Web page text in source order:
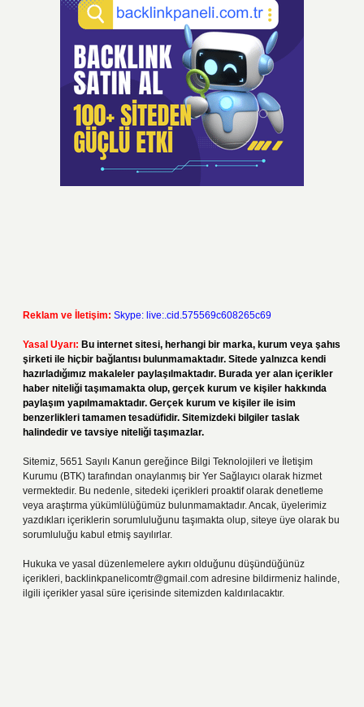
Reklam ve İletişim: Skype: live:.cid.575569c608265c69
Yasal Uyarı: Bu internet sitesi, herhangi bir marka, kurum veya şahıs
şirketi ile hiçbir bağlantısı bulunmamaktadır. Sitede yalnızca kendi
hazırladığımız makaleler paylaşılmaktadır. Burada yer alan içerikler
haber niteliği taşımamakta olup, gerçek kurum ve kişiler hakkında
paylaşım yapılmamaktadır. Gerçek kurum ve kişiler ile isim
benzerlikleri tamamen tesadüfidir. Sitemizdeki bilgiler taslak
halindedir ve tavsiye niteliği taşımazlar.
Sitemiz, 5651 Sayılı Kanun gereğince Bilgi Teknolojileri ve İletişim
Kurumu (BTK) tarafından onaylanmış bir Yer Sağlayıcı olarak hizmet
vermektedir. Bu nedenle, sitedeki içerikleri proaktif olarak denetleme
veya araştırma yükümlülüğümüz bulunmamaktadır. Ancak, üyelerimiz
yazdıkları içeriklerin sorumluluğunu taşımakta olup, siteye üye olarak bu
sorumluluğu kabul etmiş sayılırlar.
Hukuka ve yasal düzenlemelere aykırı olduğunu düşündüğünüz
içerikleri, backlinkpanelicomtr@gmail.com adresine bildirmeniz halinde,
ilgili içerikler yasal süre içerisinde sitemizden kaldırılacaktır.